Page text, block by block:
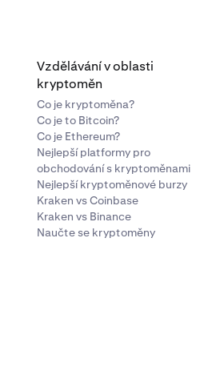
Vzdělávání v oblasti
kryptoměn
Co je kryptoměna?
Co je to Bitcoin?
Co je Ethereum?
Nejlepší platformy pro
obchodování s kryptoměnami
Nejlepší kryptoměnové burzy
Kraken vs Coinbase
Kraken vs Binance
Naučte se kryptoměny